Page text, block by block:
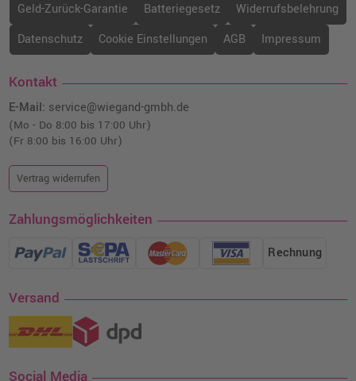
Geld-Zurück-Garantie Batteriegesetz
Widerrufsbelehrung
Datenschutz
Cookie Einstellungen AGB Impressum
Kontakt
E-Mail: service@wiegand-gmbh.de
(Mo - Do 8:00 bis 17:00 Uhr)
(Fr 8:00 bis 16:00 Uhr)
Vertrag widerrufen
Zahlungsmöglichkeiten
Rechnung
Versand
Social Media